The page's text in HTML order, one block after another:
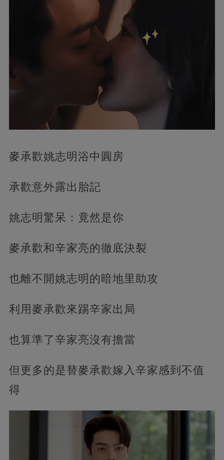
麥承歡姚志明浴中圓房
承歡意外露出胎記
姚志明驚呆：竟然是你
麥承歡和辛家亮的徹底決裂
也離不開姚志明的暗地里助攻
利用麥承歡來踢辛家出局
也算準了辛家亮沒有擔當
但更多的是替麥承歡嫁入辛家感到不值
得